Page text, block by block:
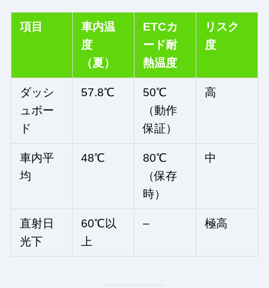
項目
車内温
度
（夏）
ETCカ
ード耐
熱温度
リスク
度
ダッシ
ュボー
ド
57.8℃
50℃
（動作
保証）
高
車内平
均
48℃
80℃
（保存
時）
中
直射日
光下
60℃以
上
– 極高